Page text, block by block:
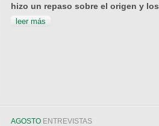
hizo un repaso sobre el origen y
leer más
AGOSTO ENTREVISTAS